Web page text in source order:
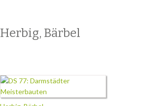
Herbig, Bärbel